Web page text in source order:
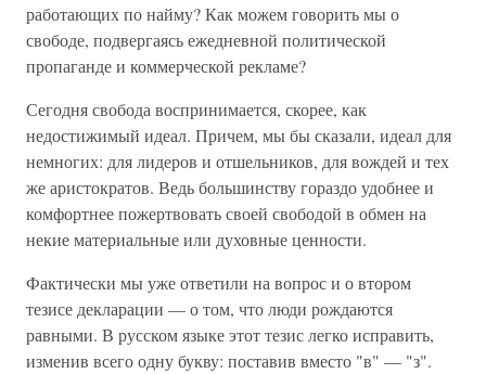
работающих по найму? Как можем говорить мы о
свободе, подвергаясь ежедневной политической
пропаганде и коммерческой рекламе?
Сегодня свобода воспринимается, скорее, как
недостижимый идеал. Причем, мы бы сказали, идеал для
немногих: для лидеров и отшельников, для вождей и тех
же аристократов. Ведь большинству гораздо удобнее и
комфортнее пожертвовать своей свободой в обмен на
некие материальные или духовные ценности.
Фактически мы уже ответили на вопрос и о втором
тезисе декларации — о том, что люди рождаются
равными. В русском языке этот тезис легко исправить,
изменив всего одну букву: поставив вместо "в" — "з".